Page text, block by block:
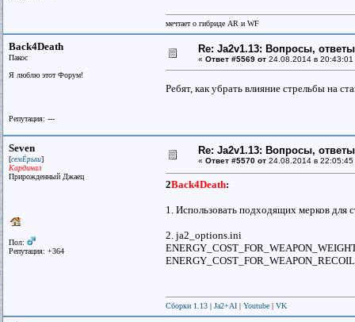
мечтает о гибриде AR и WF
Back4Death
Пакос
Я люблю этот Форум!
Репутация: ---
Re: Ja2v1.13: Вопросы,
« Ответ #5569 от 24.08.2014 в 20:43:01
Ребят, как убрать влияние стрельбы на
Seven
[семЁрыш]
Кардинал
Прирожденный Джаец
Пол:
Репутация: +364
Re: Ja2v1.13: Вопросы,
« Ответ #5570 от 24.08.2014 в 22:05:45
2Back4Death:
1. Использовать подходящих мерков для
2. ja2_options.ini
Сборки 1.13 | Ja2+AI | Youtube | VK